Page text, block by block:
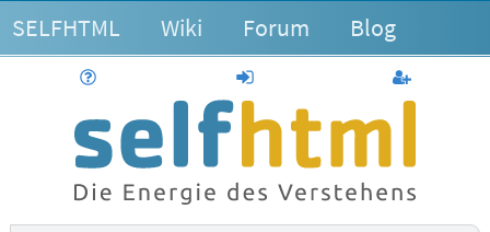
SELFHTML Wiki Forum Blog
anmelden